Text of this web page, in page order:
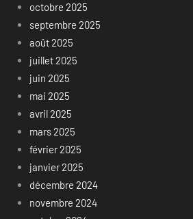
octobre 2025
septembre 2025
août 2025
juillet 2025
juin 2025
mai 2025
avril 2025
mars 2025
février 2025
janvier 2025
décembre 2024
novembre 2024